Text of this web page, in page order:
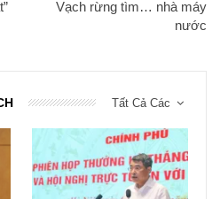
Vạch rừng tìm… nhà máy
nước
Tất Cả Các